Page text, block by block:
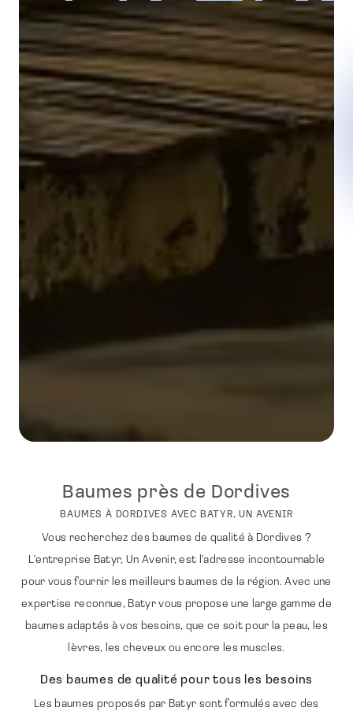
Baumes près de Dordives
BAUMES À DORDIVES AVEC BATYR, UN AVENIR
Vous recherchez des baumes de qualité à Dordives ?
L'entreprise Batyr, Un Avenir, est l'adresse incontournable
pour vous fournir les meilleurs baumes de la région. Avec une
expertise reconnue, Batyr vous propose une large gamme de
baumes adaptés à vos besoins, que ce soit pour la peau, les
lèvres, les cheveux ou encore les muscles.
Des baumes de qualité pour tous les besoins
Les baumes proposés par Batyr sont formulés avec des